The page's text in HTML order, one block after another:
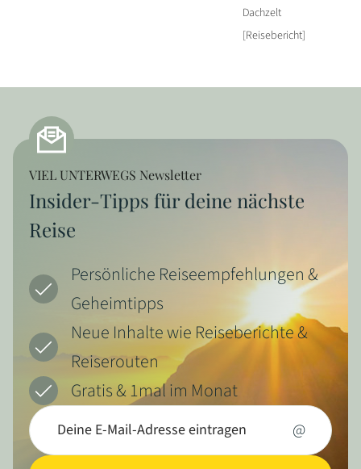
Dachzelt
[Reisebericht]
VIEL UNTERWEGS Newsletter
Insider-Tipps für deine nächste
Reise
Persönliche Reiseempfehlungen &
Geheimtipps
Neue Inhalte wie Reiseberichte &
Reiserouten
Gratis & 1mal im Monat
@